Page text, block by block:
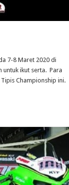
7-8 Maret 2020 di
untuk ikut serta. Para
Championship ini.